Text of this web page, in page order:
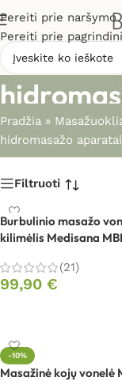
Pereiti prie naršymo
Pereiti prie
Pradžia »
hidromasažo aparatai
Filtruoti
Burbulinio masažo
kilimėlis Medisana
(21)
99,90 €
-10%
Masažinė kojų vonelė